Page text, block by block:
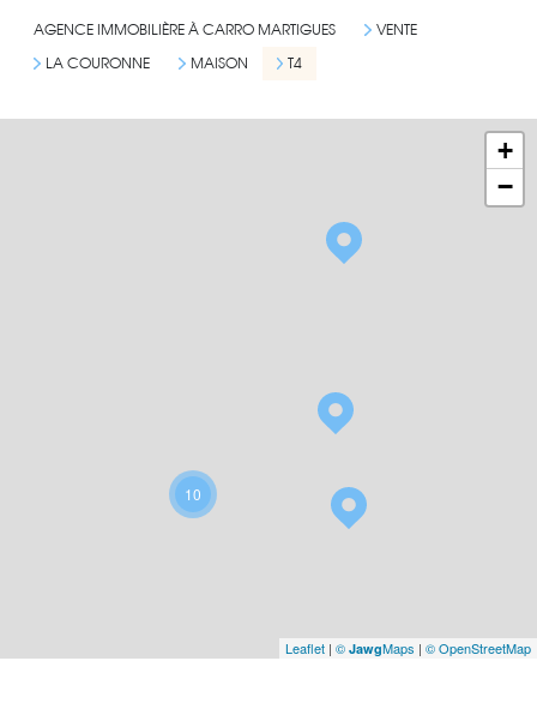
AGENCE IMMOBILIÈRE À CARRO MARTIGUES
VENTE
LA COURONNE
MAISON T4
10
+
−
Leaflet | © JawgMaps | © OpenStreetMap